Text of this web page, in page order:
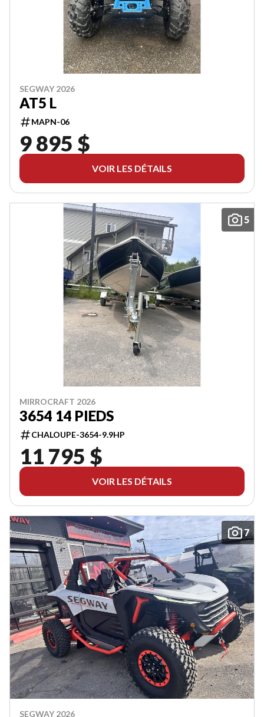
SEGWAY 2026
AT5 L
MAPN-06
9 895 $
VOIR LES DÉTAILS
5
MIRROCRAFT 2026
3654 14 PIEDS
CHALOUPE-3654-9.9HP
11 795 $
VOIR LES DÉTAILS
7
SEGWAY 2026